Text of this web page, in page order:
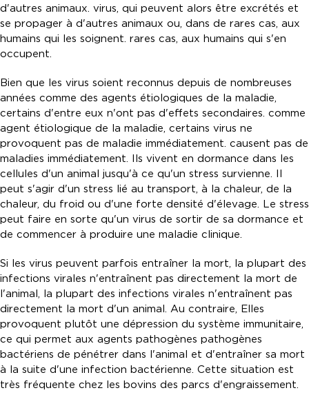
d'autres animaux. virus, qui peuvent alors être excrétés et
se propager à d'autres animaux ou, dans de rares cas, aux
humains qui les soignent. rares cas, aux humains qui s'en
occupent.
Bien que les virus soient reconnus depuis de nombreuses
années comme des agents étiologiques de la maladie,
certains d'entre eux n'ont pas d'effets secondaires. comme
agent étiologique de la maladie, certains virus ne
provoquent pas de maladie immédiatement. causent pas de
maladies immédiatement. Ils vivent en dormance dans les
cellules d'un animal jusqu'à ce qu'un stress survienne. Il
peut s'agir d'un stress lié au transport, à la chaleur, de la
chaleur, du froid ou d'une forte densité d'élevage. Le stress
peut faire en sorte qu'un virus de sortir de sa dormance et
de commencer à produire une maladie clinique.
Si les virus peuvent parfois entraîner la mort, la plupart des
infections virales n'entraînent pas directement la mort de
l'animal, la plupart des infections virales n'entraînent pas
directement la mort d'un animal. Au contraire, Elles
provoquent plutôt une dépression du système immunitaire,
ce qui permet aux agents pathogènes pathogènes
bactériens de pénétrer dans l'animal et d'entraîner sa mort
à la suite d'une infection bactérienne. Cette situation est
très fréquente chez les bovins des parcs d'engraissement.